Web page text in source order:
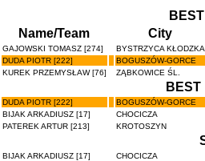
Name/Team City
GAJOWSKI TOMASZ [274]
BYSTRZYCA KŁODZKA
DUDA PIOTR [222]
BOGUSZÓW-GORCE
KUREK PRZEMYSŁAW [76] ZĄBKOWICE ŚL.
BEST
DUDA PIOTR [222]
BOGUSZÓW-GORCE
BIJAK ARKADIUSZ [17]
CHOCICZA
PATEREK ARTUR [213] KROTOSZYN
BIJAK ARKADIUSZ [17] CHOCICZA